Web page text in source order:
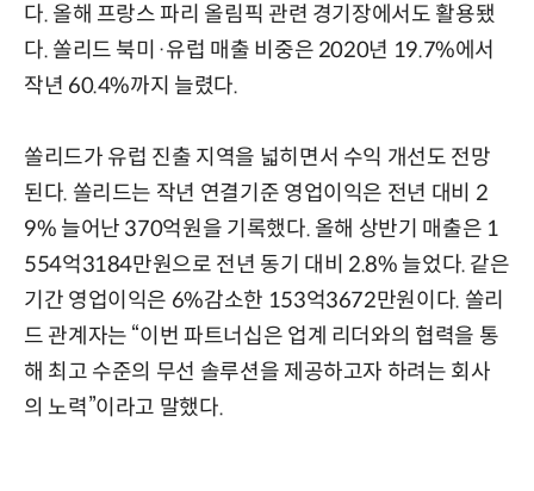
다. 올해 프랑스 파리 올림픽 관련 경기장에서도 활용됐
다. 쏠리드 북미·유럽 매출 비중은 2020년 19.7%에서
작년 60.4%까지 늘렸다.
쏠리드가 유럽 진출 지역을 넓히면서 수익 개선도 전망
된다. 쏠리드는 작년 연결기준 영업이익은 전년 대비 2
9% 늘어난 370억원을 기록했다. 올해 상반기 매출은 1
554억3184만원으로 전년 동기 대비 2.8% 늘었다. 같은
기간 영업이익은 6%감소한 153억3672만원이다. 쏠리
드 관계자는 “이번 파트너십은 업계 리더와의 협력을 통
해 최고 수준의 무선 솔루션을 제공하고자 하려는 회사
의 노력”이라고 말했다.